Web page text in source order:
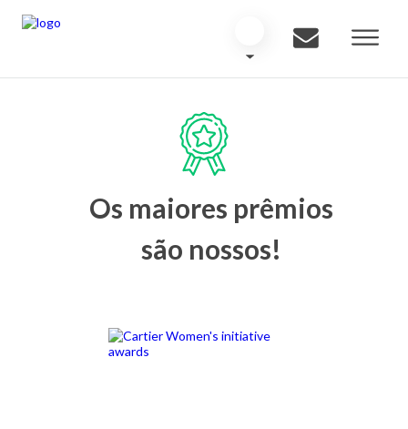
Os maiores prêmios
são nossos!